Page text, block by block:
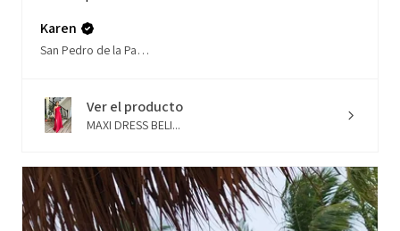
Karen
San Pedro de la Paz, Biobío
Ver el producto
MAXI DRESS BELI...